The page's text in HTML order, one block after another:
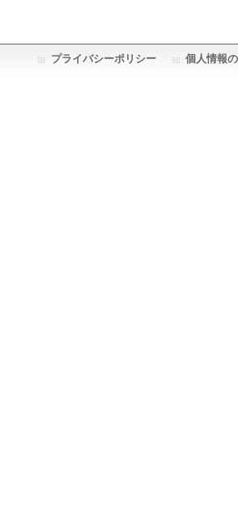
プライバシーポリシー 個人情報